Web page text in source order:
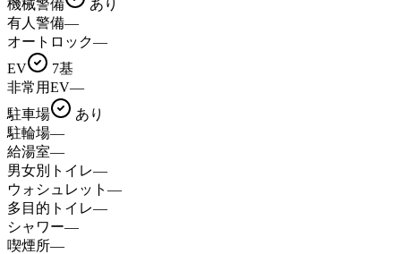
機械警備
あり
有人警備—
オートロック—
EV
7基
非常用EV—
駐車場
あり
駐輪場—
給湯室—
男女別トイレ—
ウォシュレット —
多目的トイレ—
シャワー—
喫煙所—